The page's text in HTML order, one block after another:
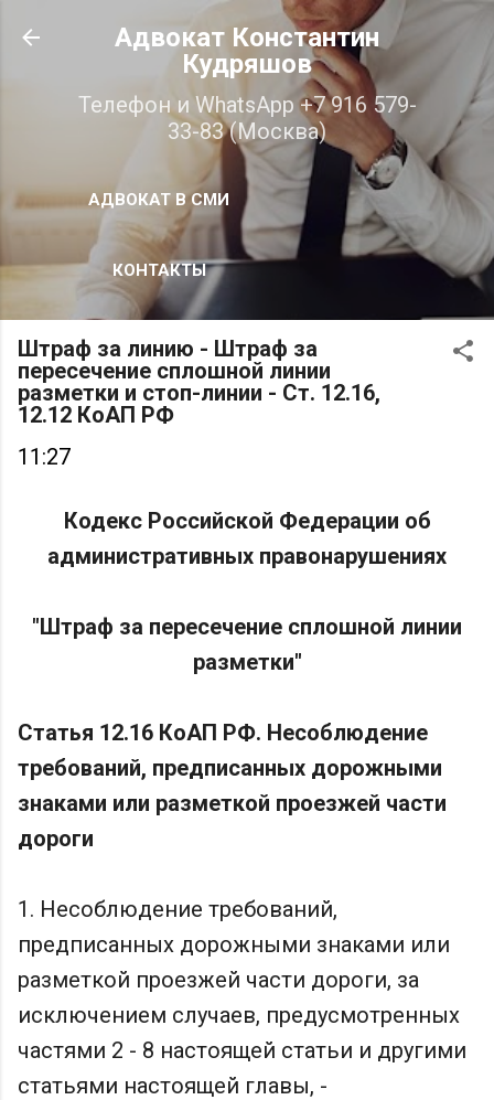
К основному контенту
Адвокат Константин
Кудряшов
Телефон и WhatsApp +7 916 579-
33-83 (Москва)
АДВОКАТ В СМИ
КОНТАКТЫ
Штраф за линию - Штраф за
пересечение сплошной линии
разметки и стоп-линии - Ст. 12.16,
12.12 КоАП РФ
11:27
Кодекс Российской Федерации об
административных правонарушениях
"Штраф за пересечение сплошной линии
разметки"
Статья 12.16 КоАП РФ. Несоблюдение
требований, предписанных дорожными
знаками или разметкой проезжей части
дороги
1. Несоблюдение требований,
предписанных дорожными знаками или
разметкой проезжей части дороги, за
исключением случаев, предусмотренных
частями 2 - 8 настоящей статьи и другими
статьями настоящей главы, -